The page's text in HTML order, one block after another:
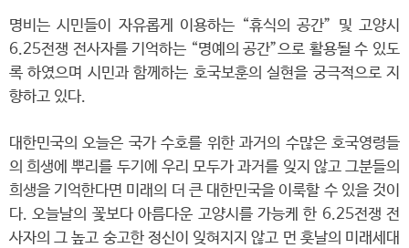
명비는 시민들이 자유롭게 이용하는 “휴식의 공간” 및 고양시
6.25전쟁 전사자를 기억하는 “명예의 공간”으로 활용될 수 있도
록 하였으며 시민과 함께하는 호국보훈의 실현을 궁극적으로 지
향하고 있다.
대한민국의 오늘은 국가 수호를 위한 과거의 수많은 호국영령들
의 희생에 뿌리를 두기에 우리 모두가 과거를 잊지 않고 그분들의
희생을 기억한다면 미래의 더 큰 대한민국을 이룩할 수 있을 것이
다. 오늘날의 꽃보다 아름다운 고양시를 가능케 한 6.25전쟁 전
사자의 그 높고 숭고한 정신이 잊혀지지 않고 먼 훗날의 미래세대